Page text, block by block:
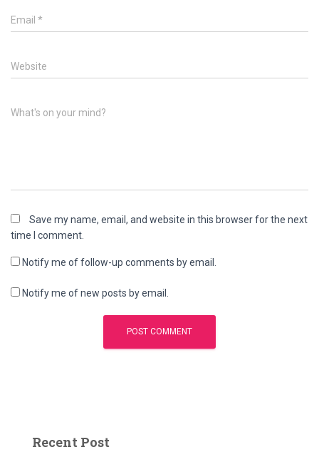
Email *
Website
What's on your mind?
Save my name, email, and website in this browser for the next
time I comment.
Notify me of follow-up comments by email.
Notify me of new posts by email.
Recent Post